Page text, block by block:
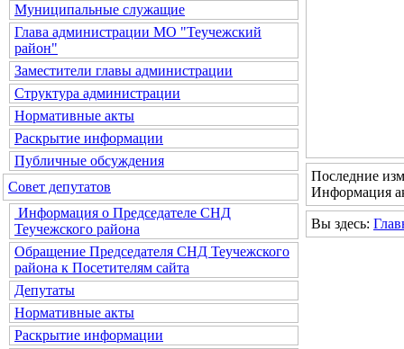
Муниципальные служащие
Глава администрации МО "Теучежский
район"
Заместители главы администрации
Структура администрации
Нормативные акты
Раскрытие информации
Публичные обсуждения
Совет депутатов
Информация о Председателе СНД
Теучежского района
Обращение Председателя СНД Теучежского
района к Посетителям сайта
Депутаты
Нормативные акты
Раскрытие информации
Последние
Информация
Вы здесь: